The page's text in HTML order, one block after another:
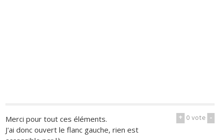
+ 0vote -
Merci pour tout ces éléments.
J'ai donc ouvert le flanc gauche, rien est